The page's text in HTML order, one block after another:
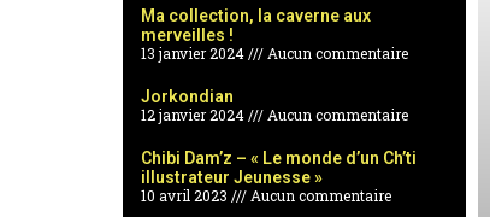
Ma collection, la caverne aux
merveilles !
13 janvier 2024
Aucun commentaire
Jorkondian
12 janvier 2024
Aucun commentaire
Chibi Dam’z – « Le monde d’un Ch’ti
illustrateur Jeunesse »
10 avril 2023
Aucun commentaire